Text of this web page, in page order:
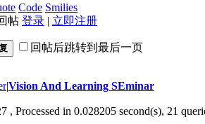
Code Smilies
帖 登录 | 立即注册
回帖后跳转到最后一页
|Vision And Learning SEminar
, Processed in 0.028205 second(s), 21